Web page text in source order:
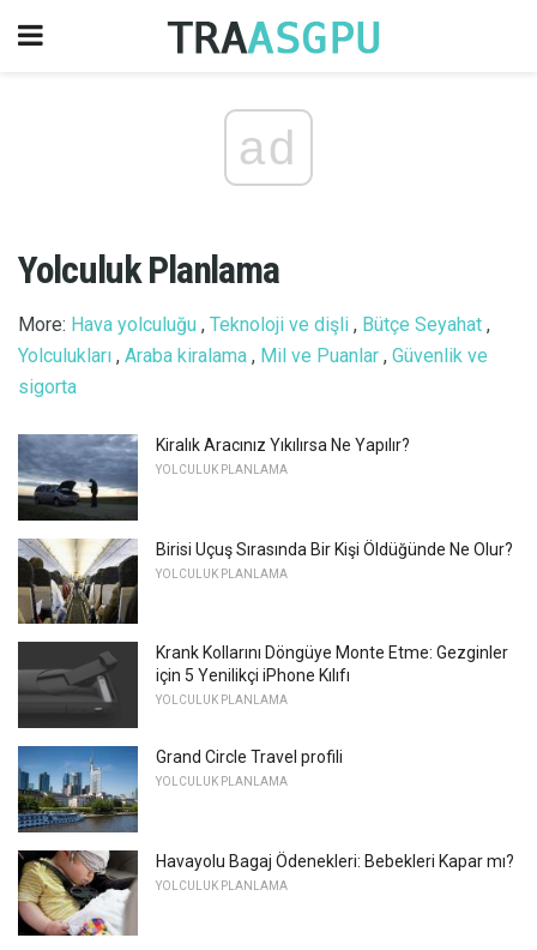
ad
Yolculuk Planlama
More: Hava yolculuğu , Teknoloji ve dişli , Bütçe Seyahat ,
Yolculukları , Araba kiralama , Mil ve Puanlar , Güvenlik ve
sigorta
Kiralık Aracınız Yıkılırsa Ne Yapılır?
YOLCULUK PLANLAMA
Birisi Uçuş Sırasında Bir Kişi Öldüğünde Ne Olur?
YOLCULUK PLANLAMA
Krank Kollarını Döngüye Monte Etme: Gezginler
için 5 Yenilikçi iPhone Kılıfı
YOLCULUK PLANLAMA
Grand Circle Travel profili
YOLCULUK PLANLAMA
Havayolu Bagaj Ödenekleri: Bebekleri Kapar mı?
YOLCULUK PLANLAMA